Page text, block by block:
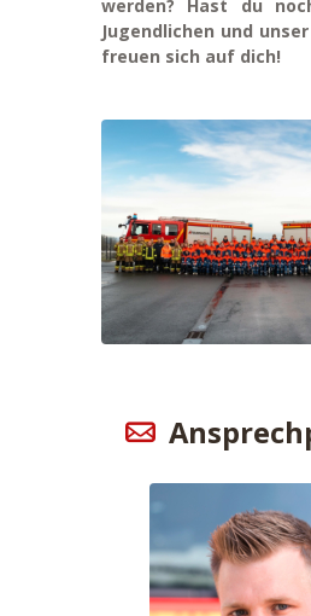
werden? Hast du
Jugendlichen und
freuen sich auf dich!